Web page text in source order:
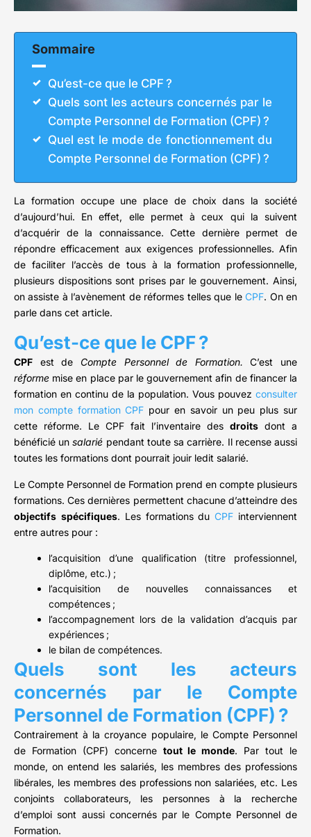
Sommaire
Qu’est-ce que le CPF ?
Quels sont les acteurs concernés par le
Compte Personnel de Formation (CPF) ?
Quel est le mode de fonctionnement du
Compte Personnel de Formation (CPF) ?
La formation occupe une place de choix dans la société
d’aujourd’hui. En effet, elle permet à ceux qui la suivent
d’acquérir de la connaissance. Cette dernière permet de
répondre efficacement aux exigences professionnelles. Afin
de faciliter l’accès de tous à la formation professionnelle,
plusieurs dispositions sont prises par le gouvernement. Ainsi,
on assiste à l’avènement de réformes telles que leCPF. On en
parle dans cet article.
Qu’est-ce que le CPF ?
CPF est de Compte Personnel de Formation. C’est une
réforme mise en place par le gouvernement afin de financer la
formation en continu de la population. Vous pouvez consulter
mon compte formation CPF pour en savoir un peu plus sur
cette réforme. Le CPF fait l’inventaire des droits dont a
bénéficié unsalarié pendant toute sa carrière. Il recense aussi
toutes les formations dont pourrait jouir ledit salarié.
Le Compte Personnel de Formation prend en compte plusieurs
formations. Ces dernières permettent chacune d’atteindre des
objectifs spécifiques. Les formations duCPF interviennent
entre autres pour :
l’acquisition d’une qualification (titre professionnel,
diplôme, etc.) ;
l’acquisition de nouvelles connaissances et
compétences ;
l’accompagnement lors de la validation d’acquis par
expériences ;
le bilan de compétences.
Quels sont les acteurs
concernés par le Compte
Personnel de Formation (CPF) ?
Contrairement à la croyance populaire, le Compte Personnel
de Formation (CPF) concerne tout le monde. Par tout le
monde, on entend les salariés, les membres des professions
libérales, les membres des professions non salariées, etc. Les
conjoints collaborateurs, les personnes à la recherche
d’emploi sont aussi concernés par le Compte Personnel de
Formation.